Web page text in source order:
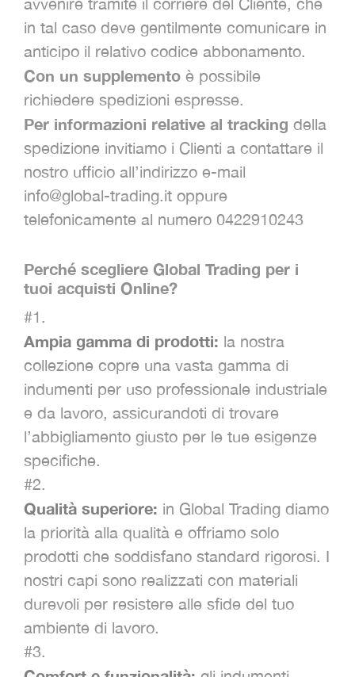
avvenire tramite il corriere del Cliente, che
in tal caso deve gentilmente comunicare in
anticipo il relativo codice abbonamento.
Con un supplemento è possibile
richiedere spedizioni espresse.
Per informazioni relative al tracking della
spedizione invitiamo i Clienti a contattare il
nostro ufficio all’indirizzo e-mail
info@global-trading.it oppure
telefonicamente al numero 0422910243
Perché scegliere Global Trading per i
tuoi acquisti Online?
#1.
Ampia gamma di prodotti: la nostra
collezione copre una vasta gamma di
indumenti per uso professionale industriale
e da lavoro, assicurandoti di trovare
l’abbigliamento giusto per le tue esigenze
specifiche.
#2.
Qualità superiore: in Global Trading diamo
la priorità alla qualità e offriamo solo
prodotti che soddisfano standard rigorosi. I
nostri capi sono realizzati con materiali
durevoli per resistere alle sfide del tuo
ambiente di lavoro.
#3.